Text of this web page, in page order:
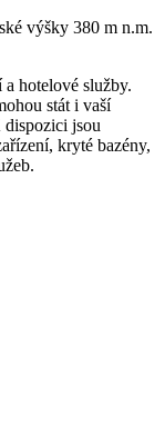
výšky 380 m n.m.
hotelové služby.
stát i vaší
dispozici jsou
kryté bazény,